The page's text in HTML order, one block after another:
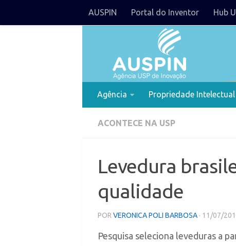
AUSPIN Portal do Inventor Hub
Agência Propriedade Intelectual
ACONTECE NA USP
Levedura
qualidade
POR VERONICA POLI BARBOSA · 11/07/
Pesquisa seleciona leveduras a